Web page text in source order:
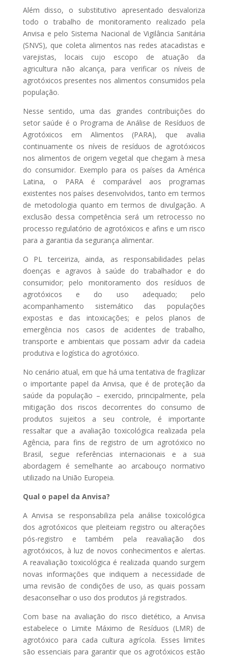
Além disso, o substitutivo apresentado desvaloriza
todo o trabalho de monitoramento realizado pela
Anvisa e pelo Sistema Nacional de Vigilância Sanitária
(SNVS), que coleta alimentos nas redes atacadistas e
varejistas, locais cujo escopo de atuação da
agricultura não alcança, para verificar os níveis de
agrotóxicos presentes nos alimentos consumidos pela
população.
Nesse sentido, uma das grandes contribuições do
setor saúde é o Programa de Análise de Resíduos de
Agrotóxicos em Alimentos (PARA), que avalia
continuamente os níveis de resíduos de agrotóxicos
nos alimentos de origem vegetal que chegam à mesa
do consumidor. Exemplo para os países da América
Latina, o PARA é comparável aos programas
existentes nos países desenvolvidos, tanto em termos
de metodologia quanto em termos de divulgação. A
exclusão dessa competência será um retrocesso no
processo regulatório de agrotóxicos e afins e um risco
para a garantia da segurança alimentar.
O PL terceiriza, ainda, as responsabilidades pelas
doenças e agravos à saúde do trabalhador e do
consumidor; pelo monitoramento dos resíduos de
agrotóxicos e do uso adequado; pelo
acompanhamento sistemático das populações
expostas e das intoxicações; e pelos planos de
emergência nos casos de acidentes de trabalho,
transporte e ambientais que possam advir da cadeia
produtiva e logística do agrotóxico.
No cenário atual, em que há uma tentativa de fragilizar
o importante papel da Anvisa, que é de proteção da
saúde da população – exercido, principalmente, pela
mitigação dos riscos decorrentes do consumo de
produtos sujeitos a seu controle, é importante
ressaltar que a avaliação toxicológica realizada pela
Agência, para fins de registro de um agrotóxico no
Brasil, segue referências internacionais e a sua
abordagem é semelhante ao arcabouço normativo
utilizado na União Europeia.
Qual o papel da Anvisa?
A Anvisa se responsabiliza pela análise toxicológica
dos agrotóxicos que pleiteiam registro ou alterações
pós-registro e também pela reavaliação dos
agrotóxicos, à luz de novos conhecimentos e alertas.
A reavaliação toxicológica é realizada quando surgem
novas informações que indiquem a necessidade de
uma revisão de condições de uso, as quais possam
desaconselhar o uso dos produtos já registrados.
Com base na avaliação do risco dietético, a Anvisa
estabelece o Limite Máximo de Resíduos (LMR) de
agrotóxico para cada cultura agrícola. Esses limites
são essenciais para garantir que os agrotóxicos estão